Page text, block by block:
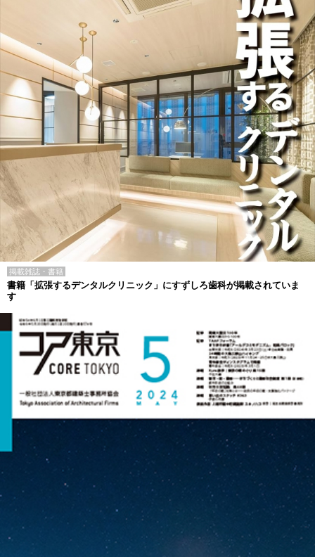
掲載雑誌・書籍
書籍「拡張するデンタルクリニック」にすずしろ歯科が掲載されていま
す